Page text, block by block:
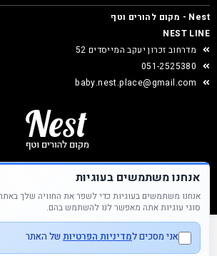
Nest - מקום להורים וטף
NEST LINE
מדרחוב זכרון יעקב המייסדים 52
051-2525380
baby.nest.place@gmail.com
Nest &copy כל הזכויות שמורות
אנחנו משתמשים בעוגיות
אנחנו משתמשים בעוגיות כדי לשפר את החוויה שלך
סוגי עוגיות אתה מאפשר לנו להשתמש בהם.
אני מסכים למדיניות הפרטיות של האתר